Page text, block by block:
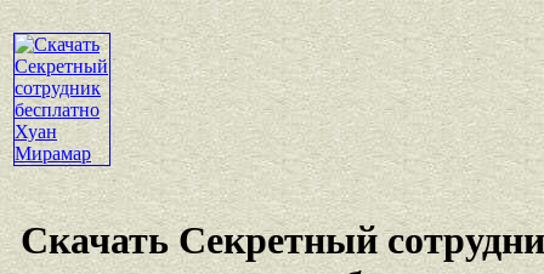
Скачать Секретный